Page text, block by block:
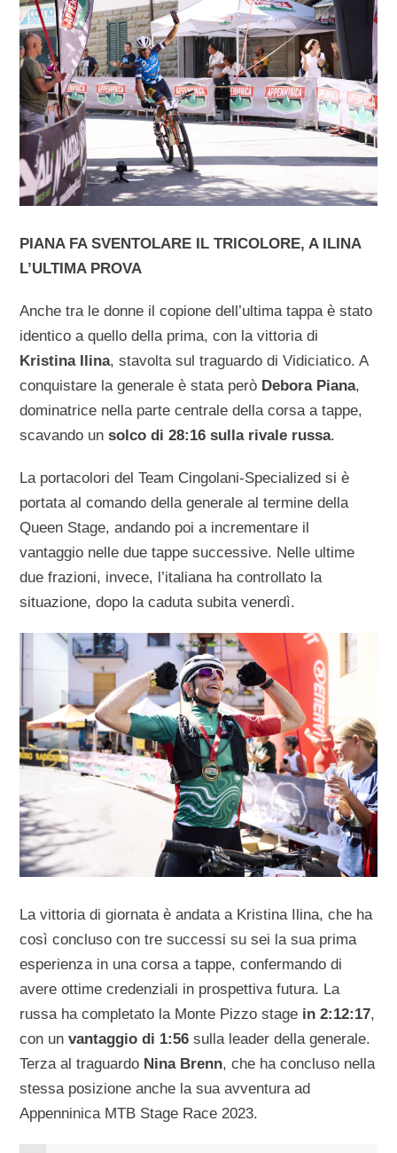
PIANA FA SVENTOLARE IL TRICOLORE, A ILINA
L’ULTIMA PROVA
Anche tra le donne il copione dell’ultima tappa è stato
identico a quello della prima, con la vittoria di
Kristina Ilina, stavolta sul traguardo di Vidiciatico. A
conquistare la generale è stata però Debora Piana,
dominatrice nella parte centrale della corsa a tappe,
scavando unsolco di 28:16 sulla rivale russa.
La portacolori del Team Cingolani-Specialized si è
portata al comando della generale al termine della
Queen Stage, andando poi a incrementare il
vantaggio nelle due tappe successive. Nelle ultime
due frazioni, invece, l’italiana ha controllato la
situazione, dopo la caduta subita venerdì.
La vittoria di giornata è andata a Kristina Ilina, che ha
così concluso con tre successi su sei la sua prima
esperienza in una corsa a tappe, confermando di
avere ottime credenziali in prospettiva futura. La
russa ha completato la Monte Pizzo stage in 2:12:17,
con unvantaggio di 1:56sulla leader della generale.
Terza al traguardo Nina Brenn, che ha concluso nella
stessa posizione anche la sua avventura ad
Appenninica MTB Stage Race 2023.